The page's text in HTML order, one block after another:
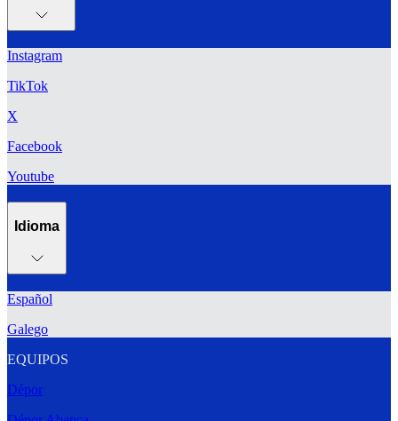
Instagram
TikTok
X
Facebook
Youtube
Idioma
Español
Galego
EQUIPOS
Dépor